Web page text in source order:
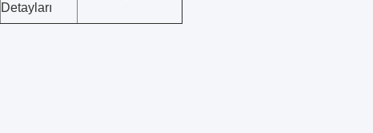
Detayları